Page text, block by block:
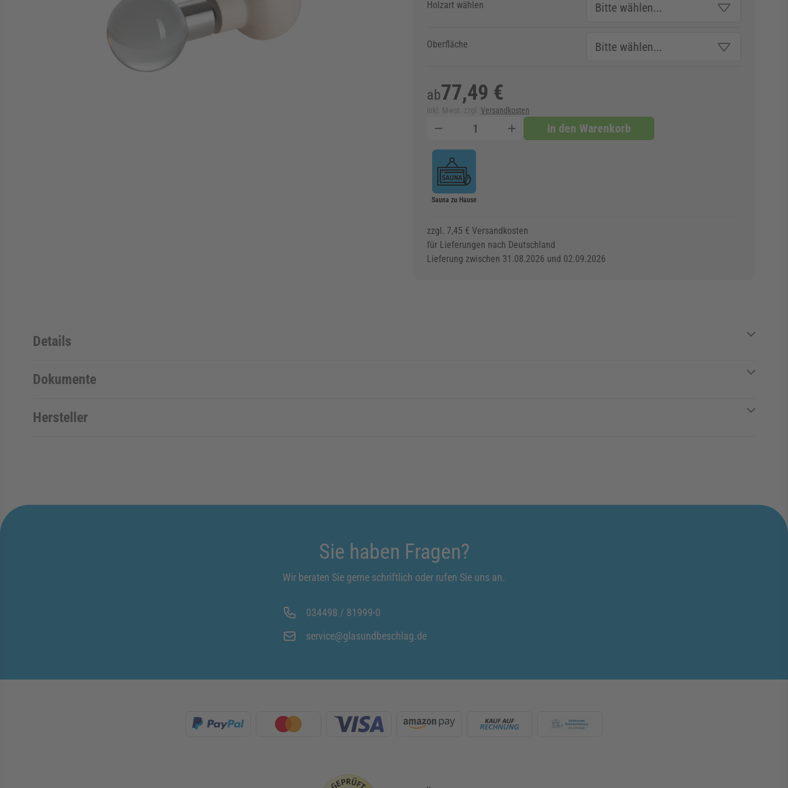
Holzart wählen
Oberfläche
ab77,49 €
Versandkosten
In den Warenkorb
Sauna zu Hause
zzgl. 7,45 € Versandkosten
für Lieferungen nach Deutschland
Lieferung zwischen 31.08.2026 und 02.09.2026
Details
Dokumente
Hersteller
Sie haben Fragen?
Wir beraten Sie gerne schriftlich oder rufen Sie uns an.
034498 / 81999-0
service@glasundbeschlag.de